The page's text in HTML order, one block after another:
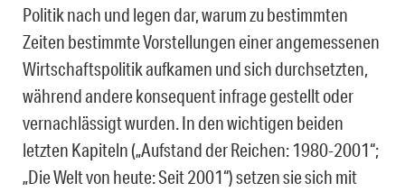
Politik nach und legen dar, warum zu bestimmten
Zeiten bestimmte Vorstellungen einer angemessenen
Wirtschaftspolitik aufkamen und sich durchsetzten,
während andere konsequent infrage gestellt oder
vernachlässigt wurden. In den wichtigen beiden
letzten Kapiteln („Aufstand der Reichen: 1980-2001“;
„Die Welt von heute: Seit 2001“) setzen sie sich mit